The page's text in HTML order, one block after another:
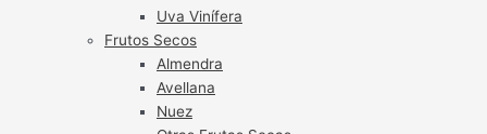
Uva Vinífera
Frutos Secos
Almendra
Avellana
Nuez